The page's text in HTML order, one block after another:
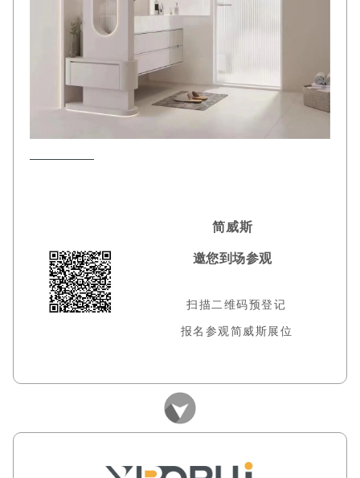
简威斯
邀您到场参观
扫描二维码预登记
报名参观简威斯展位